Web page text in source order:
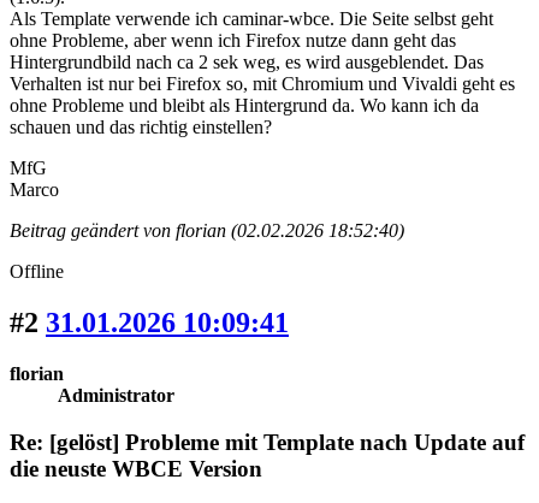
Als Template verwende ich caminar-wbce. Die Seite selbst geht
ohne Probleme, aber wenn ich Firefox nutze dann geht das
Hintergrundbild nach ca 2 sek weg, es wird ausgeblendet. Das
Verhalten ist nur bei Firefox so, mit Chromium und Vivaldi geht es
ohne Probleme und bleibt als Hintergrund da. Wo kann ich da
schauen und das richtig einstellen?
MfG
Marco
Beitrag geändert von florian (02.02.2026 18:52:40)
Offline
#2 31.01.2026 10:09:41
florian
Administrator
Re: [gelöst] Probleme mit Template nach Update auf
die neuste WBCE Version